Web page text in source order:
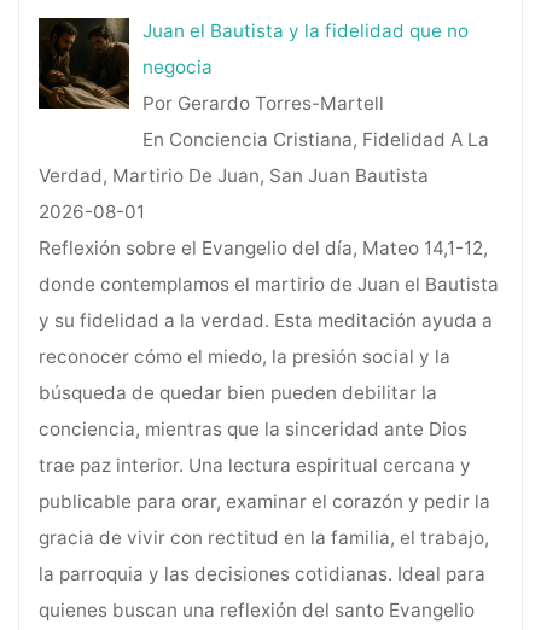
Juan el Bautista y la fidelidad que no
negocia
Por Gerardo Torres-Martell
En Conciencia Cristiana, Fidelidad A La
Verdad, Martirio De Juan, San Juan Bautista
2026-08-01
Reflexión sobre el Evangelio del día, Mateo 14,1-12,
donde contemplamos el martirio de Juan el Bautista
y su fidelidad a la verdad. Esta meditación ayuda a
reconocer cómo el miedo, la presión social y la
búsqueda de quedar bien pueden debilitar la
conciencia, mientras que la sinceridad ante Dios
trae paz interior. Una lectura espiritual cercana y
publicable para orar, examinar el corazón y pedir la
gracia de vivir con rectitud en la familia, el trabajo,
la parroquia y las decisiones cotidianas. Ideal para
quienes buscan una reflexión del santo Evangelio